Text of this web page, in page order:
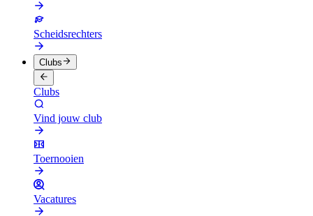
Scheidsrechters
Clubs
Clubs
Vind jouw club
Toernooien
Vacatures